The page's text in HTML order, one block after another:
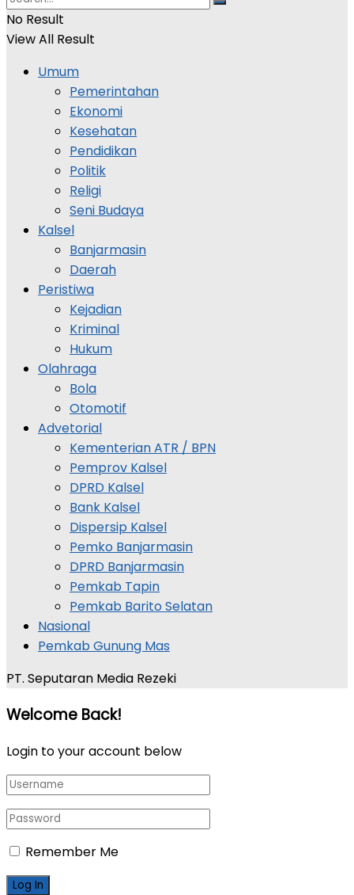
No Result
View All Result
Umum
Pemerintahan
Ekonomi
Kesehatan
Pendidikan
Politik
Religi
Seni Budaya
Kalsel
Banjarmasin
Daerah
Peristiwa
Kejadian
Kriminal
Hukum
Olahraga
Bola
Otomotif
Advetorial
Kementerian ATR / BPN
Pemprov Kalsel
DPRD Kalsel
Bank Kalsel
Dispersip Kalsel
Pemko Banjarmasin
DPRD Banjarmasin
Pemkab Tapin
Pemkab Barito Selatan
Nasional
Pemkab Gunung Mas
PT. Seputaran Media Rezeki
Welcome Back!
Login to your account below
Remember Me